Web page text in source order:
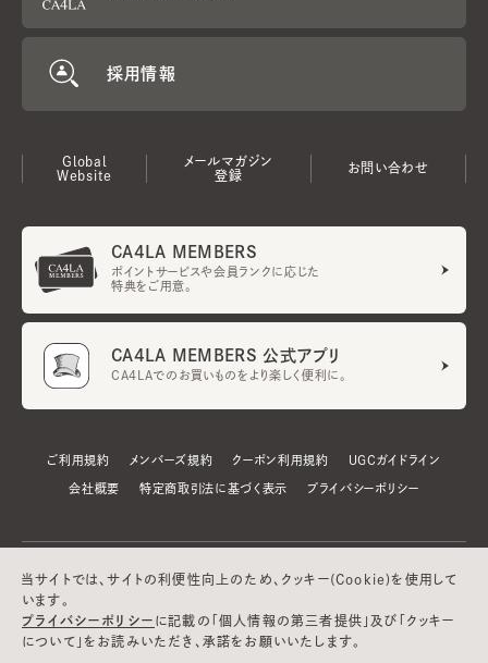
採用情報
Global
Website
メールマガジン
登録
お問い合わせ
CA4LA MEMBERS
ポイントサービスや会員ランクに応じた
特典をご用意。
CA4LA MEMBERS 公式アプリ
CA4LAでのお買いものをより楽しく便利に。
ご利用規約 メンバーズ規約 クーポン利用規約 UGCガイドライン
会社概要 特定商取引法に基づく表示 プライバシーポリシー
当サイトでは、サイトの利便性向上のため、クッキー(Cookie)を使用して
います。
プライバシーポリシー に記載の「個人情報の第三者提供」及び「クッキー
について」をお読みいただき、承諾をお願いいたします。